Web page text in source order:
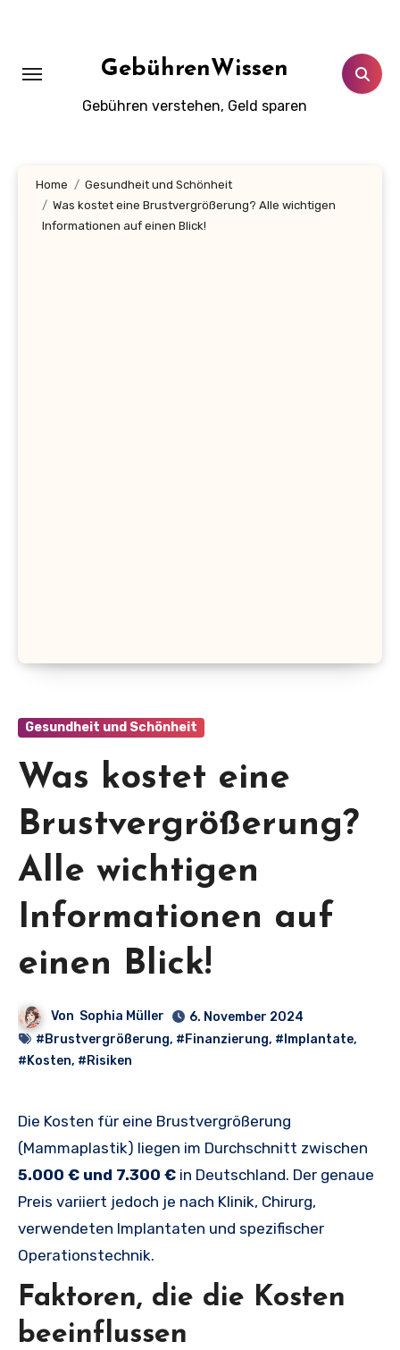
GebührenWissen
Gebühren verstehen, Geld sparen
Home
Gesundheit und Schönheit
Was kostet eine Brustvergrößerung? Alle wichtigen
Informationen auf einen Blick!
Gesundheit und Schönheit
Was kostet eine
Brustvergrößerung?
Alle wichtigen
Informationen auf
einen Blick!
Von Sophia Müller
6. November 2024
#Brustvergrößerung, #Finanzierung, #Implantate,
#Kosten, #Risiken
Die Kosten für eine Brustvergrößerung
(Mammaplastik) liegen im Durchschnitt zwischen
5.000 € und 7.300 € in Deutschland. Der genaue
Preis variiert jedoch je nach Klinik, Chirurg,
verwendeten Implantaten und spezifischer
Operationstechnik.
Faktoren, die die Kosten
beeinflussen